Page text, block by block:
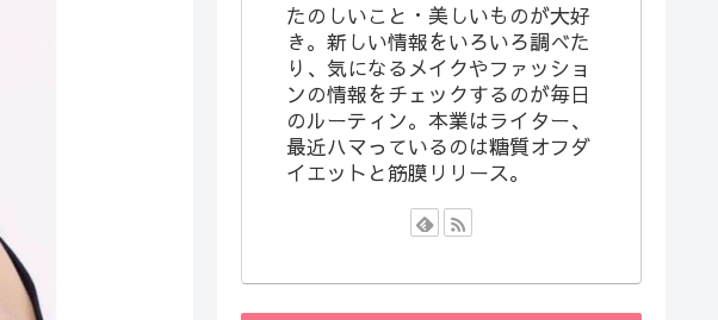
たのしいこと・美しいものが大好
き。新しい情報をいろいろ調べた
り、気になるメイクやファッショ
ンの情報をチェックするのが毎日
のルーティン。本業はライター、
最近ハマっているのは糖質オフダ
イエットと筋膜リリース。